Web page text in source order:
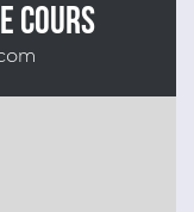
COURS